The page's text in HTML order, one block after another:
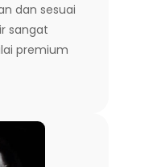
dan sesuai
sangat
premium